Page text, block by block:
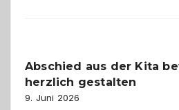
verstehen
Abschied aus der Kita
herzlich gestalten
9. Juni 2026